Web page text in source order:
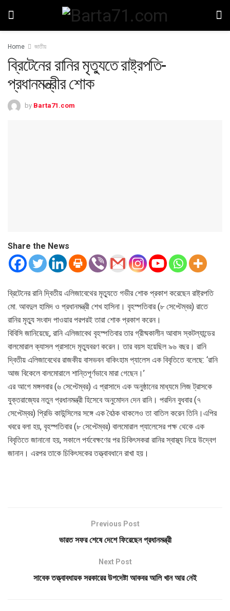
Home জাতীয়
ব্রিটেনের রানির মৃত্যুতে রাষ্ট্রপতি-
প্রধানমন্ত্রীর শোক
by Barta71.com
Share the News
ব্রিটেনের রানি দ্বিতীয় এলিজাবেথের মৃত্যুতে গভীর শোক প্রকাশ করেছেন রাষ্ট্রপতি
মো. আবদুল হামিদ ও প্রধানমন্ত্রী শেখ হাসিনা। বৃহস্পতিবার (৮ সেপ্টেম্বর) রাতে
রানির মৃত্যু সংবাদ পাওয়ার পরপরই তারা শোক প্রকাশ করেন।
বিবিসি জানিয়েছে, রানি এলিজাবেথ বৃহস্পতিবার তার গ্রীষ্মকালীন আবাস স্কটল্যান্ডের
বালমোরাল ক্যাসল প্রাসাদে মৃত্যুবরণ করেন। তার বয়স হয়েছিল ৯৬ বছর। রানি
দ্বিতীয় এলিজাবেথের রাজকীয় বাসভবন বাকিংহাম প্যালেস এক বিবৃতিতে বলেছে: ‘রানি
আজ বিকেলে বালমোরালে শান্তিপূর্ণভাবে মারা গেছেন।’
এর আগে মঙ্গলবার (৬ সেপ্টেম্বর) এ প্রাসাদে এক অনুষ্ঠানের মাধ্যমে লিজ ট্রাসকে
যুক্তরাজ্যের নতুন প্রধানমন্ত্রী হিসেবে অনুমোদন দেন রানি। পরদিন বুধবার (৭
সেপ্টেম্বর) প্রিভি কাউন্সিলের সঙ্গে এক বৈঠক থাকলেও তা বাতিল করেন তিনি।এপির
খবরে বলা হয়, বৃহস্পতিবার (৮ সেপ্টেম্বর) বালমোরাল প্যালেসের পক্ষ থেকে এক
বিবৃতিতে জানানো হয়, সকালে পর্যবেক্ষণের পর চিকিৎসকরা রানির স্বাস্থ্য নিয়ে উদ্বেগ
জানান। এরপর তাকে চিকিৎসকের তত্ত্বাবধানে রাখা হয়।
Previous Post
ভারত সফর শেষে দেশে ফিরেছেন প্রধানমন্ত্রী
Next Post
সাবেক তত্ত্বাবধায়ক সরকারের উপদেষ্টা আকবর আলি খান আর নেই